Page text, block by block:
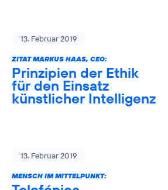
13. Februar 2019
ZITAT MARKUS HAAS, CEO:
Prinzipien der Ethik
für den Einsatz
künstlicher Intelligenz
13. Februar 2019
MENSCH IM MITTELPUNKT: